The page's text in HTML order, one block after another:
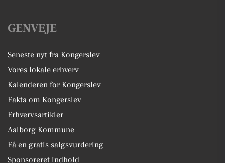
GENVEJE
Seneste nyt fra Kongerslev
Vores lokale erhverv
Kalenderen for Kongerslev
Fakta om Kongerslev
Erhvervsartikler
Aalborg Kommune
Få en gratis salgsvurdering
Sponsoreret indhold